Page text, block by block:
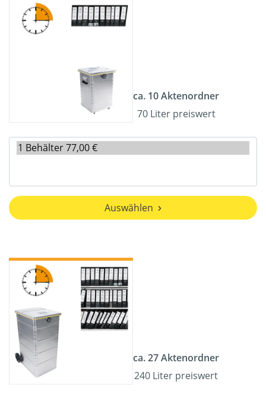
ca. 10 Aktenordner
70 Liter preiswert
Auswählen
ca. 27 Aktenordner
240 Liter preiswert